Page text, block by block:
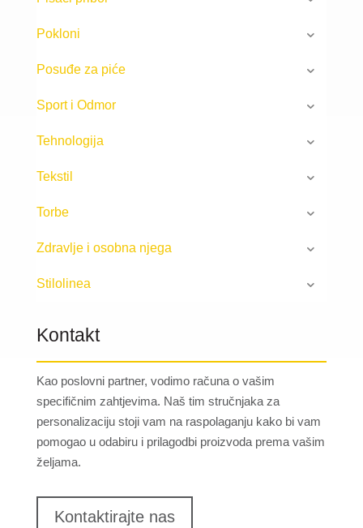
Pokloni
Posuđe za piće
Sport i Odmor
Tehnologija
Tekstil
Torbe
Zdravlje i osobna njega
Stilolinea
Kontakt
Kao poslovni partner, vodimo računa o vašim
specifičnim zahtjevima. Naš tim stručnjaka za
personalizaciju stoji vam na raspolaganju kako bi vam
pomogao u odabiru i prilagodbi proizvoda prema vašim
željama.
Kontaktirajte nas